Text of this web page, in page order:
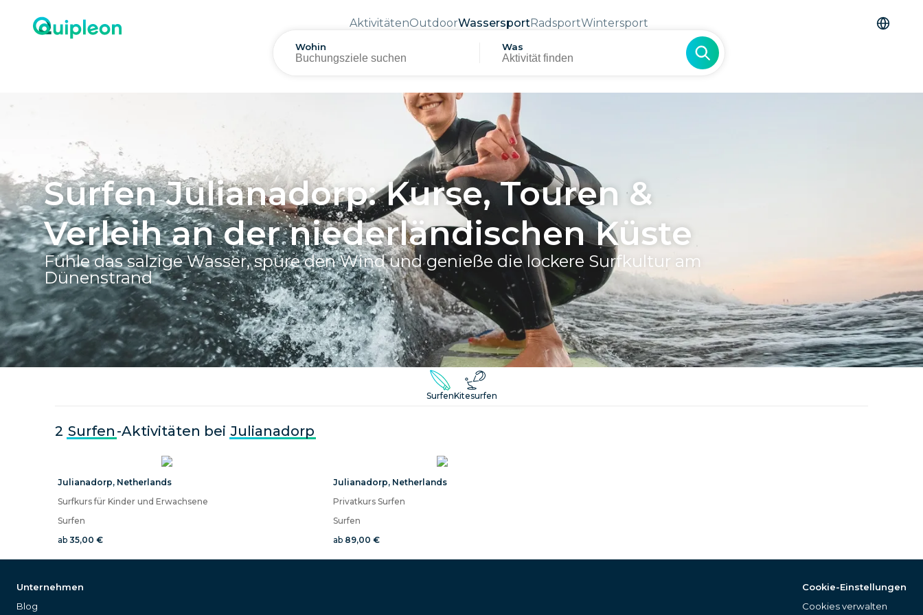
AktivitätenOutdoorWassersportRadsportWintersport
Wohin Was
Surfen Julianadorp: Kurse, Touren &
Verleih an der niederländischen Küste
Fühle das salzige Wasser, spüre den Wind und genieße die lockere Surfkultur am
Dünenstrand
SurfenKitesurfen
2 Surfen -Aktivitäten bei Julianadorp
Julianadorp, Netherlands
Surfkurs für Kinder und Erwachsene
Surfen
ab 35,00 €
Julianadorp, Netherlands
Privatkurs Surfen
Surfen
ab 89,00 €
Unternehmen
Blog
Cookie-Einstellungen
Cookies verwalten